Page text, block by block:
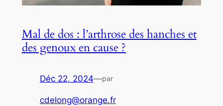
Mal de dos : l’arthrose des hanches et
des genoux en cause ?
Déc 22, 2024—par
cdelong@orange.fr